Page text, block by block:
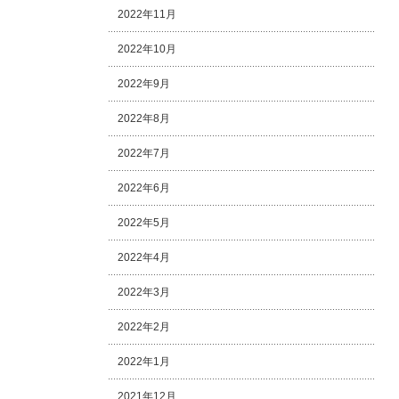
2022年11月
2022年10月
2022年9月
2022年8月
2022年7月
2022年6月
2022年5月
2022年4月
2022年3月
2022年2月
2022年1月
2021年12月